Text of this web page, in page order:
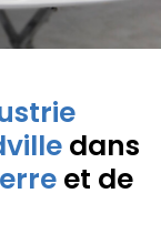
dans
et de